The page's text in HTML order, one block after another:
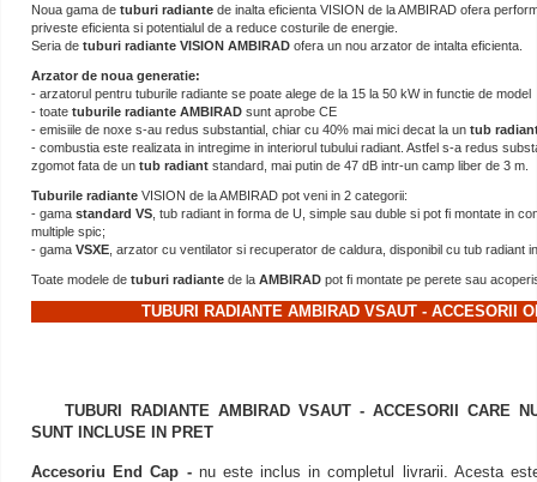
Noua gama de tuburi radiante de inalta eficienta VISION de la AMBIRAD ofera
priveste eficienta si potentialul de a reduce costurile de energie.
Seria de tuburi radiante VISION AMBIRAD ofera un nou arzator de intalta eficienta.
Arzator de noua generatie:
- arzatorul pentru tuburile radiante se poate alege de la 15 la 50 kW in functie de model
- toate tuburile radiante AMBIRAD sunt aprobe CE
- emisiile de noxe s-au redus substantial, chiar cu 40% mai mici decat la un tub
- combustia este realizata in intregime in interiorul tubului radiant. Astfel s-a redus
zgomot fata de un tub radiant standard, mai putin de 47 dB intr-un camp liber de 3 m.
Tuburile radiante VISION de la AMBIRAD pot veni in 2 categorii:
- gama standard VS , tub radiant in forma de U, simple sau duble si pot fi montate in
multiple spic;
- gama VSXE , arzator cu ventilator si recuperator de caldura, disponibil cu tub radiant
Toate modele de tuburi radiante de la AMBIRAD pot fi montate pe perete sau
TUBURI RADIANTE AMBIRAD VSAUT - ACCESORII
TUBURI RADIANTE AMBIRAD VSAUT - ACCESORII CARE
SUNT INCLUSE IN PRET
Accesoriu End Cap -nu este inclus in completul livrarii. Acesta